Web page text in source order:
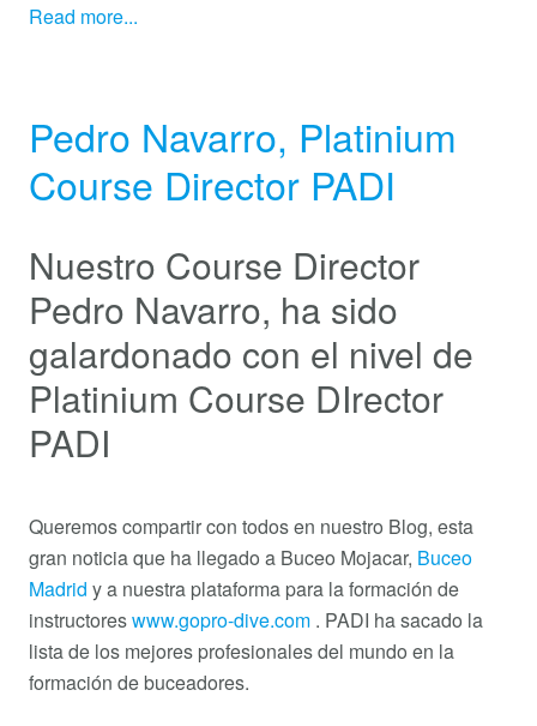
Read more...
Pedro Navarro, Platinium
Course Director PADI
Nuestro Course Director
Pedro Navarro, ha sido
galardonado con el nivel de
Platinium Course DIrector
PADI
Queremos compartir con todos en nuestro Blog, esta
gran noticia que ha llegado a Buceo Mojacar, Buceo
Madrid y a nuestra plataforma para la formación de
instructoreswww.gopro-dive.com . PADI ha sacado la
lista de los mejores profesionales del mundo en la
formación de buceadores.